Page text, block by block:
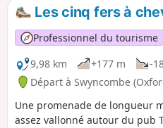
Les cinq fers à
Professionnel du tourisme
9,98 km
+177 m -
Départ à Swyncombe
Une promenade de longueur
assez vallonné autour du pub